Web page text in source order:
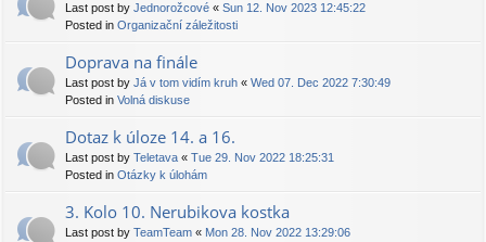
Last post by Jednorožcové « Sun 12. Nov 2023 12:45:22
Posted in Organizační záležitosti
Doprava na finále
Last post by Já v tom vidím kruh « Wed 07. Dec 2022 7:30:49
Posted in Volná diskuse
Dotaz k úloze 14. a 16.
Last post by Teletava « Tue 29. Nov 2022 18:25:31
Posted in Otázky k úlohám
3. Kolo 10. Nerubikova kostka
Last post by TeamTeam « Mon 28. Nov 2022 13:29:06